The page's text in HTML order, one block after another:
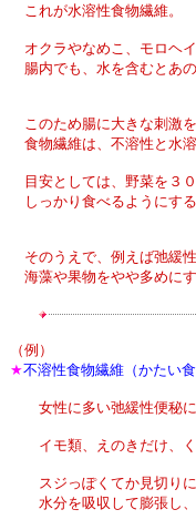
れが水溶性食物繊維。
クラやなめこ、モロヘイ
内でも、水を含むとあの
のため腸に大きな刺激を
物繊維は、不溶性と水溶
安としては、野菜を３００
っかり食べるようにす
のうえで、例えば弛緩性便
藻や果物をやや多めにす
例）
★不溶性食物繊維（かたい
性に多い弛緩性便秘に
モ類、えのきだけ、くる
ジっぽくてか見切りにく
分を吸収して膨張し、腸